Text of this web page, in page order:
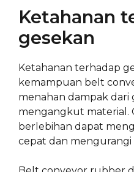
Ketahanan
gesekan
Ketahanan terhadap
kemampuan belt
menahan dampak dari
mengangkut material.
berlebihan dapat
cepat dan mengurangi